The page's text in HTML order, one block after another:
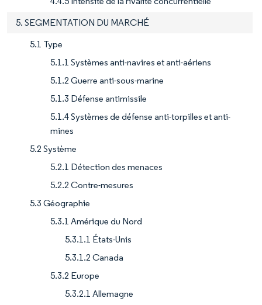
5. SEGMENTATION DU MARCHÉ
5.1 Type
5.1.1 Systèmes anti-navires et anti-aériens
5.1.2 Guerre anti-sous-marine
5.1.3 Défense antimissile
5.1.4 Systèmes de défense anti-torpilles et anti-
mines
5.2 Système
5.2.1 Détection des menaces
5.2.2 Contre-mesures
5.3 Géographie
5.3.1 Amérique du Nord
5.3.1.1 États-Unis
5.3.1.2 Canada
5.3.2 Europe
5.3.2.1 Allemagne